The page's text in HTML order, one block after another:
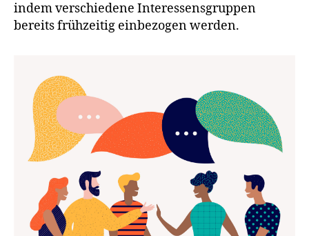
indem verschiedene Interessensgruppen
bereits frühzeitig einbezogen werden.